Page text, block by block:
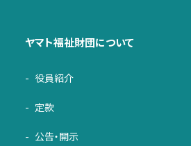
ヤマト福祉財団について
役員紹介
定款
公告・開示